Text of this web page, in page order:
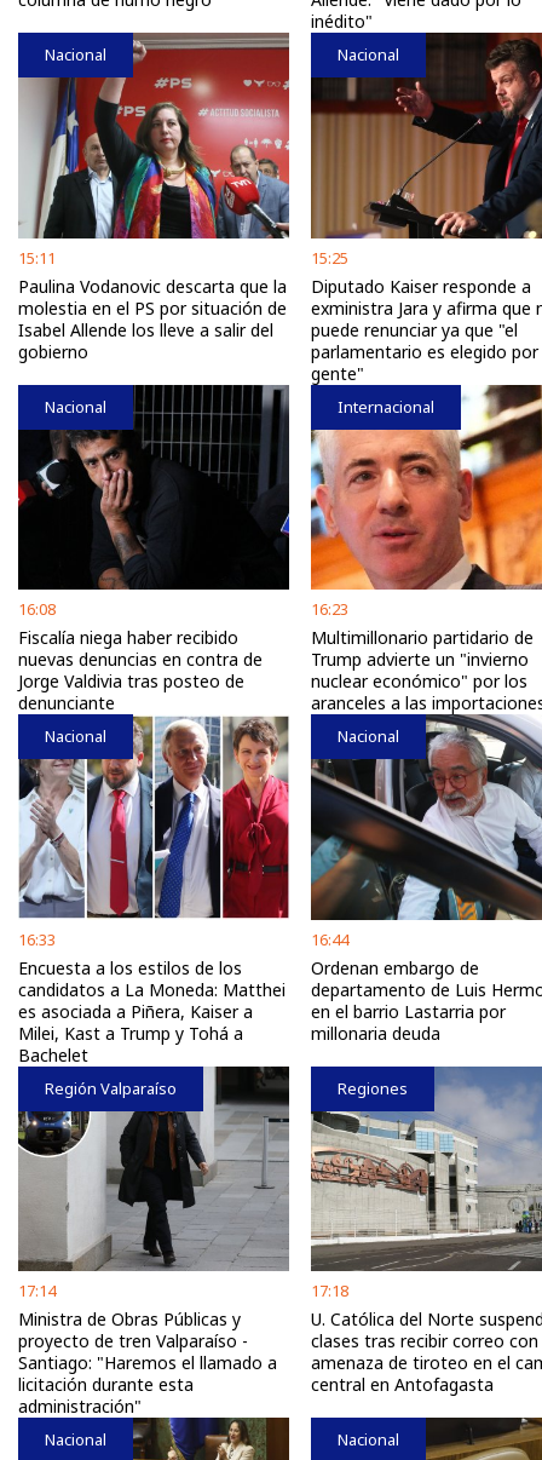
inédito"
Nacional
15:11
Paulina Vodanovic descarta que la
molestia en el PS por situación de
Isabel Allende los lleve a salir del
gobierno
Nacional
15:25
Diputado Kaiser responde a
exministra Jara y afirma que
puede renunciar ya que "el
parlamentario es elegido por
gente"
Nacional
16:08
Fiscalía niega haber recibido
nuevas denuncias en contra de
Jorge Valdivia tras posteo de
denunciante
Internacional
16:23
Multimillonario partidario de
Trump advierte un "invierno
nuclear económico" por los
aranceles a las
Nacional
16:33
Encuesta a los estilos de los
candidatos a La Moneda: Matthei
es asociada a Piñera, Kaiser a
Milei, Kast a Trump y Tohá a
Bachelet
Nacional
16:44
Ordenan embargo de
departamento de Luis
en el barrio Lastarria por
millonaria deuda
Región Valparaíso
17:14
Ministra de Obras Públicas y
proyecto de tren Valparaíso -
Santiago: "Haremos el llamado a
licitación durante esta
administración"
Regiones
17:18
U. Católica del Norte
clases tras recibir correo con
amenaza de tiroteo en el
central en Antofagasta
Nacional Nacional